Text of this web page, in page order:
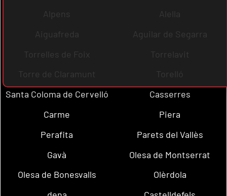
Alpens
Alella
Aiguafreda
Aguilar de Segarra
Torrelles de Foix
Torrelavit
Torre de Claramunt
Torelló
Santa Coloma de Cervelló
Casserres
Carme
Piera
Perafita
Parets del Vallès
Gavà
Olesa de Montserrat
Olesa de Bonesvalls
Olèrdola